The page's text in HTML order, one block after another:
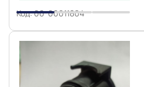
Код: 00-00011804